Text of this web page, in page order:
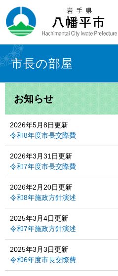
ー
ジ
先
頭
で
ニ
ュ
を
飛
ば
文 市長の部屋
お知らせ
2026年5月8日更新
令和8年度市長交際費
2026年3月31日更新
令和7年度市長交際費
2026年2月20日更新
令和8年施政方針演述
2025年3月4日更新
令和7年施政方針演述
2025年3月3日更新
令和6年度市長交際費